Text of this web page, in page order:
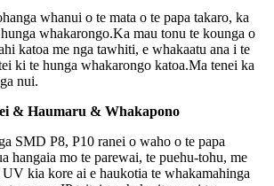
whanui o te mata o te papa takaro, ka
hunga whakarongo.Ka mau tonu te kounga o
katoa me nga tawhiti, e whakaatu ana i te
ki te hunga whakarongo katoa.Ma tenei ka
nui.
& Haumaru & Whakapono
SMD P8, P10 ranei o waho o te papa
hangaia mo te parewai, te puehu-tohu, me
kia kore ai e haukotia te whakamahinga